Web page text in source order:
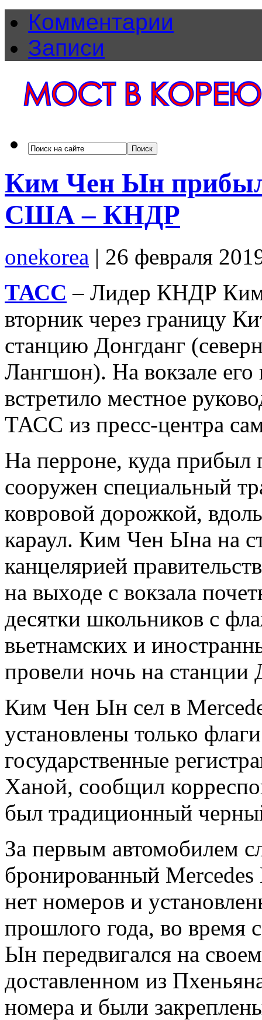
Комментарии
Записи
Ким Чен Ын
США – КНДР
onekorea | 26 февраля
ТАСС – Лидер КНДР Ким
вторник через границу
станцию Донгданг
Лангшон). На вокзале его
встретило местное
ТАСС из пресс-центра
На перроне, куда
сооружен специальный
ковровой дорожкой,
караул. Ким Чен Ына на
канцелярией
на выходе с вокзала
десятки школьников с
вьетнамских и
провели ночь на станции
Ким Чен Ын сел в
установлены только
государственные
Ханой, сообщил
был традиционный
За первым автомобилем
бронированный
нет номеров и
прошлого года, во время
Ын передвигался на
доставленном из
номера и были